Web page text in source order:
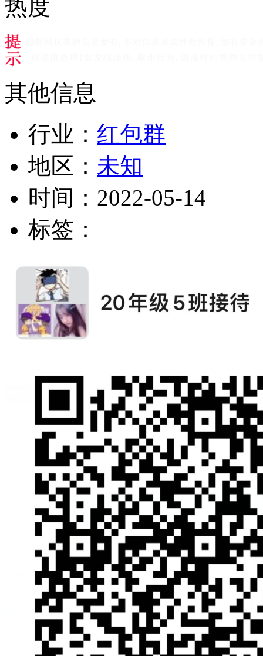
热度
其他信息
行业： 红包群
地区： 未知
时间： 2022-05-14
标签：